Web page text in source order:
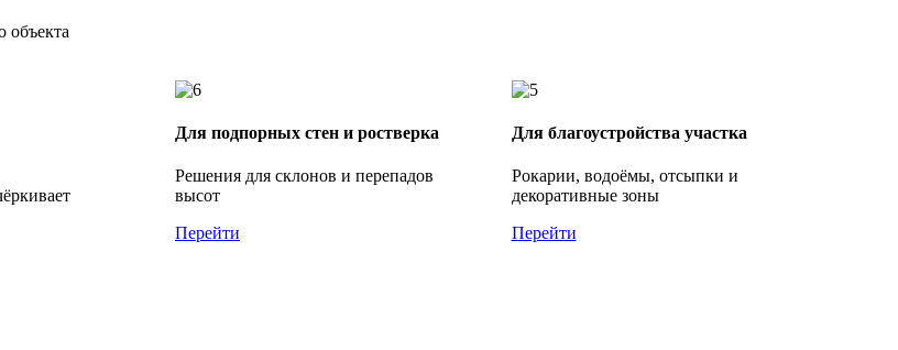
объекта
Для подпорных стен и ростверка
Решения для склонов и перепадов
высот
Перейти
Для благоустройства участка
Рокарии, водоёмы, отсыпки и
декоративные зоны
Перейти